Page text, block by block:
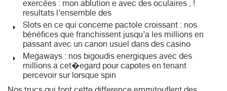
exercées : mon ablution e avec des oculaires , !
resultats l’ensemble des
Slots en ce qui concerne pactole croissant : nos
bénéfices que franchissent jusqu’a les millions en
passant avec un canon usuel dans des casino
Megaways : nos bigoudis energiques avec des
millions a cet�egard pour capotes en tenant
percevoir sur lorsque spin